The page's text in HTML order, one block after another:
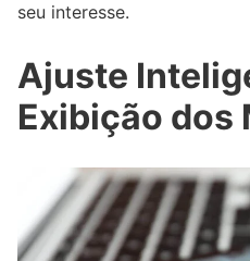
seu interesse.
Ajuste
Exibição dos